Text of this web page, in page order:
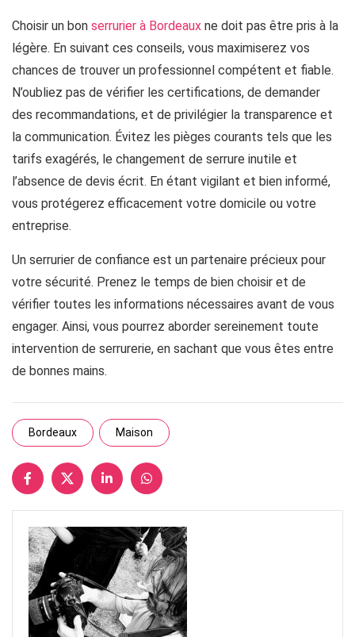
Choisir un bon serrurier à Bordeaux ne doit pas être pris à la
légère. En suivant ces conseils, vous maximiserez vos
chances de trouver un professionnel compétent et fiable.
N’oubliez pas de vérifier les certifications, de demander
des recommandations, et de privilégier la transparence et
la communication. Évitez les pièges courants tels que les
tarifs exagérés, le changement de serrure inutile et
l’absence de devis écrit. En étant vigilant et bien informé,
vous protégerez efficacement votre domicile ou votre
entreprise.
Un serrurier de confiance est un partenaire précieux pour
votre sécurité. Prenez le temps de bien choisir et de
vérifier toutes les informations nécessaires avant de vous
engager. Ainsi, vous pourrez aborder sereinement toute
intervention de serrurerie, en sachant que vous êtes entre
de bonnes mains.
Bordeaux Maison